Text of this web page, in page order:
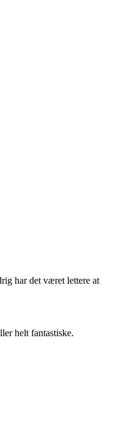
har det været lettere at
helt fantastiske.